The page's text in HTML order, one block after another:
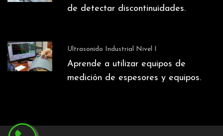
de detectar discontinuidades.
Ultrasonido Industrial Nivel I
Aprende a utilizar equipos de
medición de espesores y equipos.